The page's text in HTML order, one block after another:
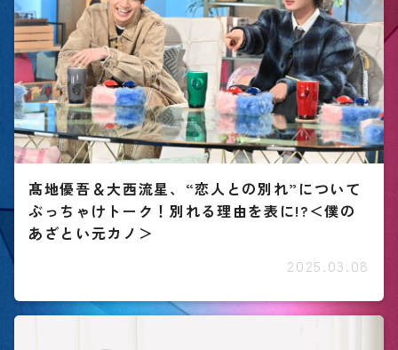
髙地優吾＆大西流星、“恋人との別れ”について
ぶっちゃけトーク！別れる理由を表に!?＜僕の
あざとい元カノ＞
2025.03.08